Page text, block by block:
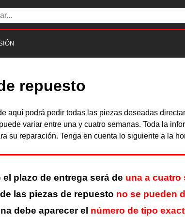
repuesto
podrá pedir todas las piezas deseadas
variar entre una y cuatro semanas. Toda la
su reparación. Tenga en cuenta lo siguiente a la
el plazo de entrega será de una a cuatro
las piezas de repuesto no se pueden
debe aparecer el número de tipo